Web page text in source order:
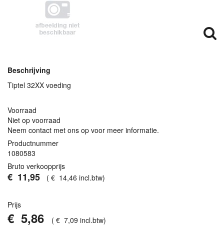
Beschrijving
Tiptel 32XX voeding
Voorraad
Niet op voorraad
Neem contact met ons op voor meer informatie.
Productnummer
1080583
Bruto verkoopprijs
€ 11,95 ( € 14,46 incl.btw)
Prijs
€ 5,86 ( € 7,09 incl.btw)